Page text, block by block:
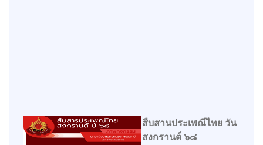
สืบสานประเพณีไทย วัน
สงกรานต์ ๖๘